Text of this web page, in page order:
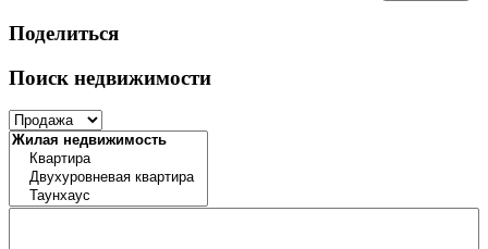
Поделиться
Поиск недвижимости